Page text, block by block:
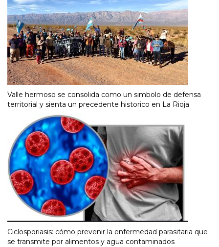
Valle hermoso se consolida como un simbolo de defensa
territorial y sienta un precedente historico en La Rioja
Ciclosporiasis: cómo prevenir la enfermedad parasitaria que
se transmite por alimentos y agua contaminados